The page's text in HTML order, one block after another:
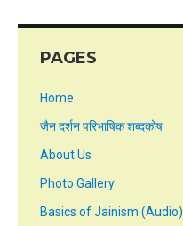
PAGES
Home
जैन दर्शन परिभाषिक शब्दकोष
About Us
Photo Gallery
Basics of Jainism (Audio)